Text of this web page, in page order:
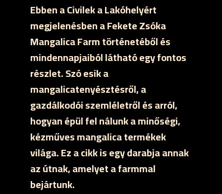
Ebben a Civilek a Lakóhelyért
megjelenésben a Fekete Zsóka
Mangalica Farm történetéből és
mindennapjaiból látható egy fontos
részlet. Szó esik a
mangalicatenyésztésről, a
gazdálkodói szemléletről és arról,
hogyan épül fel nálunk a minőségi,
kézműves mangalica termékek
világa. Ez a cikk is egy darabja annak
az útnak, amelyet a farmmal
bejártunk.